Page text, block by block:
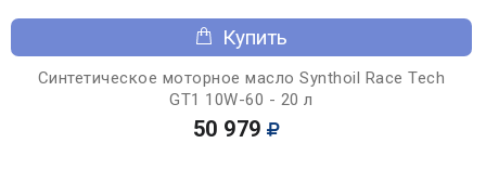
Купить
Синтетическое моторное масло Synthoil Race Tech
GT1 10W-60 - 20 л
50 979